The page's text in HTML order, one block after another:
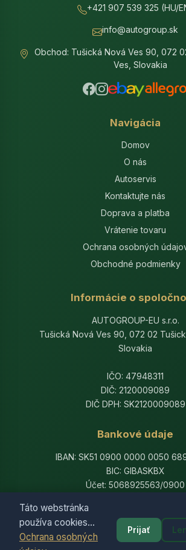
Táto webstránka
používa cookies...
Ochrana osobných
Prijať
+421 907 539 325 (HU/
info@autogroup.sk
Obchod: Tušická Nová Ves 90, 072
Ves, Slovakia
Navigácia
Domov
O nás
Autoservis
Kontaktujte nás
Doprava a platba
Vrátenie tovaru
Ochrana osobných
Obchodné podmienky
Informácie o
AUTOGROUP-EU s.r.o.
Tušická Nová Ves 90, 072 02
Slovakia
IČO: 47948311
DIČ: 2120009089
DIČ DPH: SK2120009089
Bankové údaje
IBAN: SK51 0900 0000 0050
BIC: GIBASKBX
Účet: 5068925563/0900